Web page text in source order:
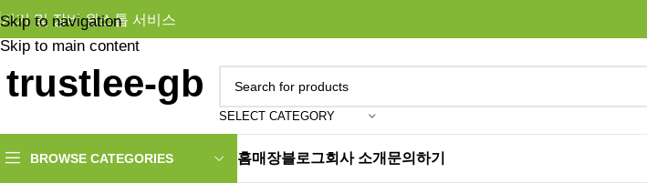
Skip to navigation
Skip to main content
기기 및 장비 원스톱 서비스
SELECT CATEGORY
BROWSE CATEGORIES 홈매장블로그회사 소개 문의하기